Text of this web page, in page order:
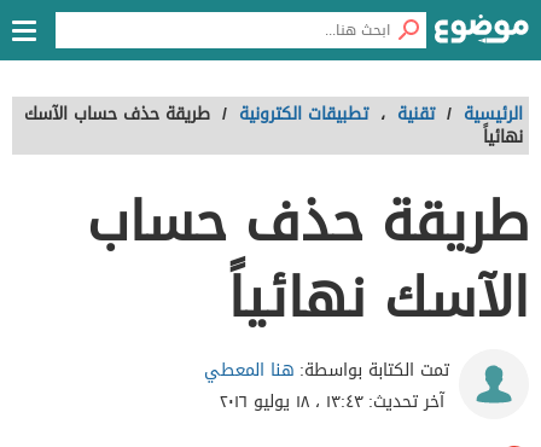
الرئيسية / تقنية ، تطبيقات الكترونية / طريقة حذف حساب الآسك
نهائياً
طريقة حذف حساب
الآسك نهائياً
تمت الكتابة بواسطة: هنا المعطي
آخر تحديث:١٣:٤٣ ، ١٨ يوليو ٢٠١٦